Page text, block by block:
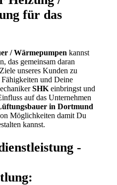
für das
/ Wärmepumpen kannst
das gemeinsam daran
unseres Kunden zu
und Deine
SHKeinbringst und
auf das Unternehmen
inDortmund
Möglichkeiten damit Du
kannst.
-